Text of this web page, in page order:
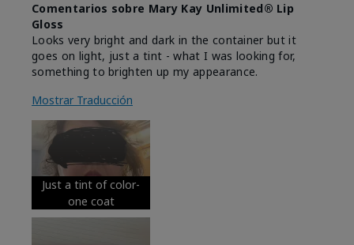
Comentarios sobre Mary Kay Unlimited® Lip
Gloss
Looks very bright and dark in the container but it
goes on light, just a tint - what I was looking for,
something to brighten up my appearance.
Mostrar Traducción
Just a tint of color-
one coat